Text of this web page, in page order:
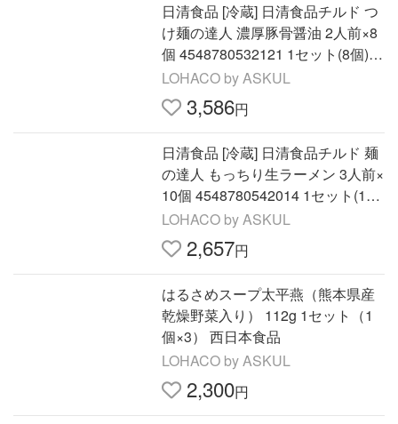
日清食品 [冷蔵] 日清食品チルド つ
け麺の達人 濃厚豚骨醤油 2人前×8
個 4548780532121 1セット(8個)
（直送品）
LOHACO by ASKUL
3,586円
日清食品 [冷蔵] 日清食品チルド 麺
の達人 もっちり生ラーメン 3人前×
10個 4548780542014 1セット(10
個)（直送品）
LOHACO by ASKUL
2,657円
はるさめスープ太平燕（熊本県産
乾燥野菜入り） 112g 1セット（1
個×3） 西日本食品
LOHACO by ASKUL
2,300円